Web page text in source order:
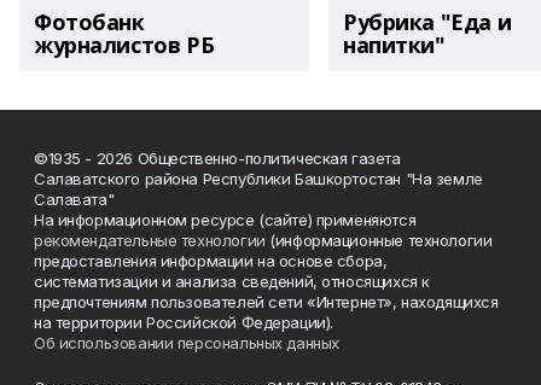
Фотобанк
журналистов РБ
Рубрика "Еда и
напитки"
©1935 - 2026 Общественно-политическая газета
Салаватского района Республики Башкортостан "На земле
Салавата"
На информационном ресурсе (сайте) применяются
рекомендательные технологии (информационные технологии
предоставления информации на основе сбора,
систематизации и анализа сведений, относящихся к
предпочтениям пользователей сети «Интернет», находящихся
на территории Российской Федерации).
Об использовании персональных данных